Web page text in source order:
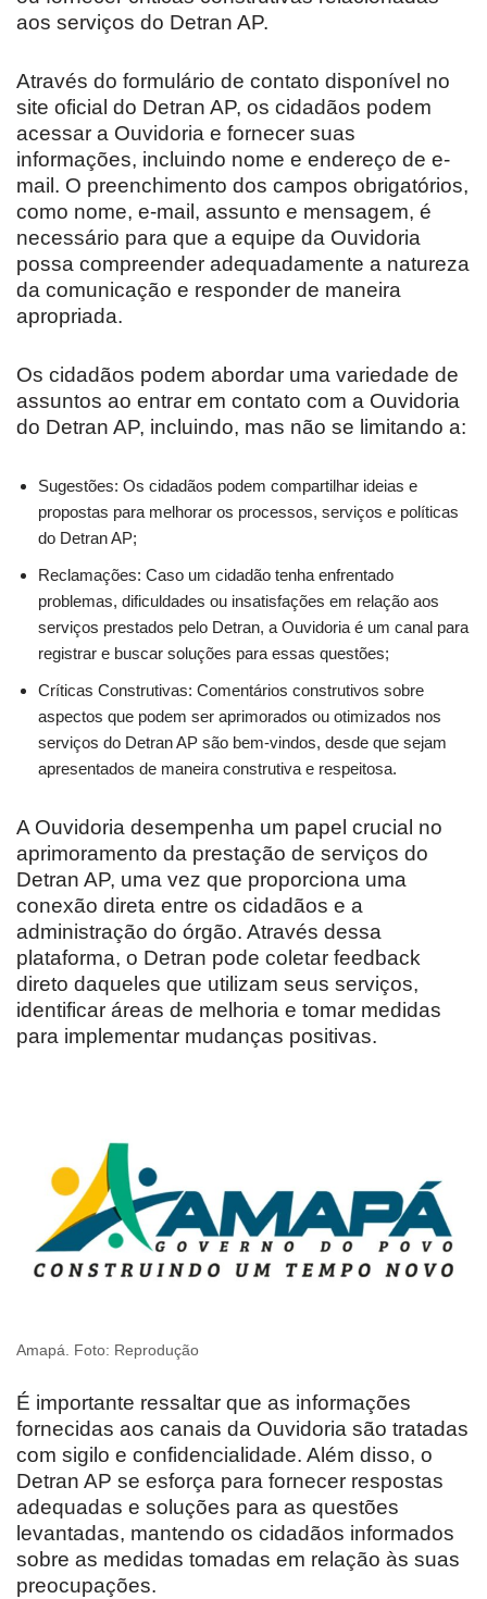
aos serviços do Detran AP.
Através do formulário de contato disponível no
site oficial do Detran AP, os cidadãos podem
acessar a Ouvidoria e fornecer suas
informações, incluindo nome e endereço de e-
mail. O preenchimento dos campos obrigatórios,
como nome, e-mail, assunto e mensagem, é
necessário para que a equipe da Ouvidoria
possa compreender adequadamente a natureza
da comunicação e responder de maneira
apropriada.
Os cidadãos podem abordar uma variedade de
assuntos ao entrar em contato com a Ouvidoria
do Detran AP, incluindo, mas não se limitando a:
Sugestões: Os cidadãos podem compartilhar ideias e
propostas para melhorar os processos, serviços e políticas
do Detran AP;
Reclamações: Caso um cidadão tenha enfrentado
problemas, dificuldades ou insatisfações em relação aos
serviços prestados pelo Detran, a Ouvidoria é um canal para
registrar e buscar soluções para essas questões;
Críticas Construtivas: Comentários construtivos sobre
aspectos que podem ser aprimorados ou otimizados nos
serviços do Detran AP são bem-vindos, desde que sejam
apresentados de maneira construtiva e respeitosa.
A Ouvidoria desempenha um papel crucial no
aprimoramento da prestação de serviços do
Detran AP, uma vez que proporciona uma
conexão direta entre os cidadãos e a
administração do órgão. Através dessa
plataforma, o Detran pode coletar feedback
direto daqueles que utilizam seus serviços,
identificar áreas de melhoria e tomar medidas
para implementar mudanças positivas.
Amapá. Foto: Reprodução
É importante ressaltar que as informações
fornecidas aos canais da Ouvidoria são tratadas
com sigilo e confidencialidade. Além disso, o
Detran AP se esforça para fornecer respostas
adequadas e soluções para as questões
levantadas, mantendo os cidadãos informados
sobre as medidas tomadas em relação às suas
preocupações.